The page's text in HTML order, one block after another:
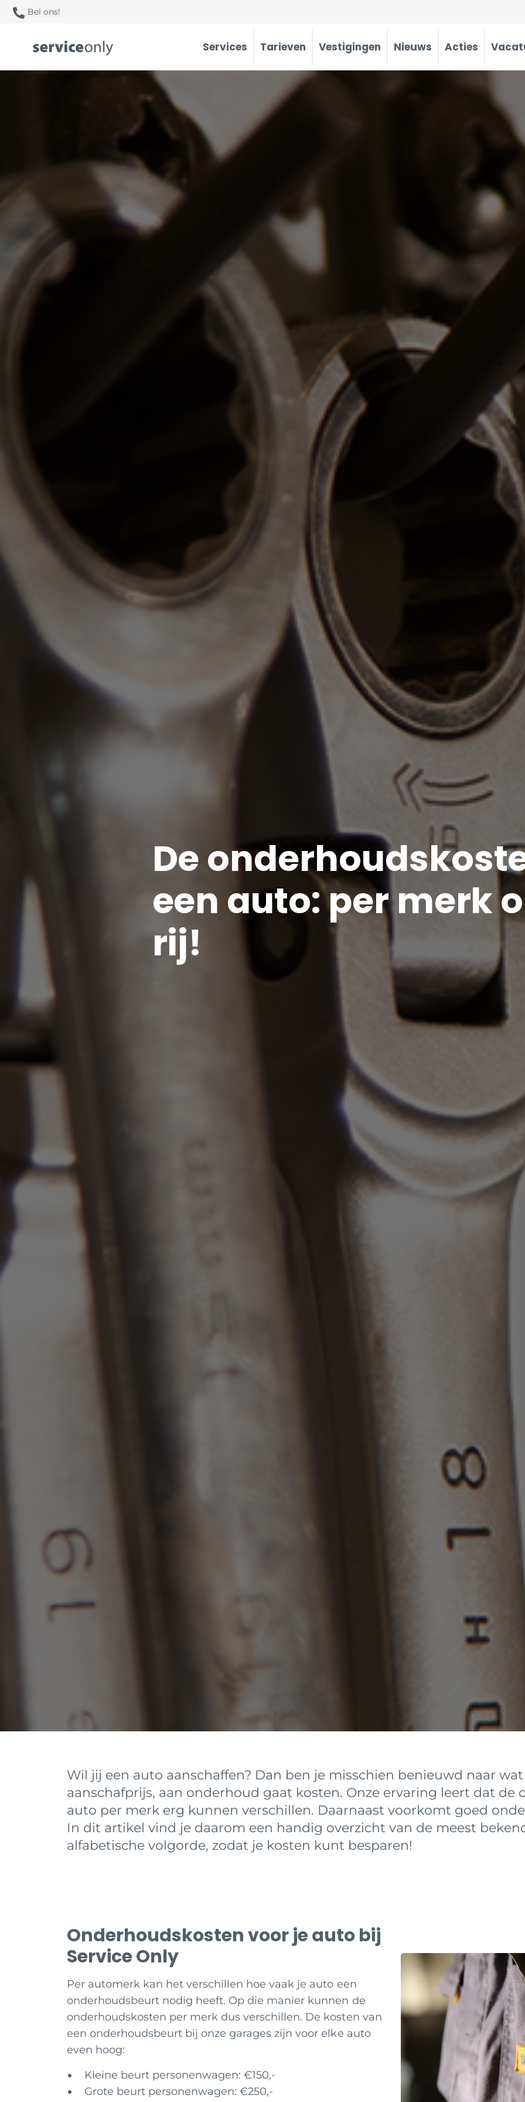
Bel ons!
Services Tarieven Vestigingen Nieuws Acties
De
een auto: per merk
rij!
Wil jij een auto aanschaffen? Dan ben je misschien benieuwd naar
aanschafprijs, aan onderhoud gaat kosten. Onze ervaring leert dat de
auto per merk erg kunnen verschillen. Daarnaast voorkomt goed
In dit artikel vind je daarom een handig overzicht van de meest
alfabetische volgorde, zodat je kosten kunt besparen!
Onderhoudskosten voor je auto bij
Service Only
Per automerk kan het verschillen hoe vaak je auto een
onderhoudsbeurt nodig heeft. Op die manier kunnen de
onderhoudskosten per merk dus verschillen. De kosten van
een onderhoudsbeurt bij onze garages zijn voor elke auto
even hoog:
Kleine beurt personenwagen: €150,-
Grote beurt personenwagen: €250,-